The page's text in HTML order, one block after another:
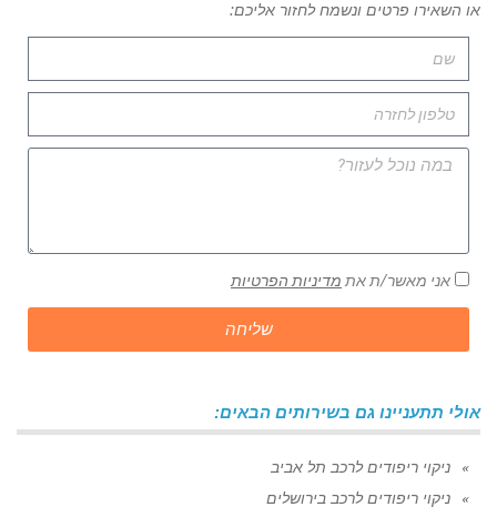
או השאירו פרטים ונשמח לחזור אליכם:
אני מאשר/ת את מדיניות הפרטיות
שליחה
אולי תתעניינו גם בשירותים הבאים:
ניקוי ריפודים לרכב תל אביב
ניקוי ריפודים לרכב בירושלים